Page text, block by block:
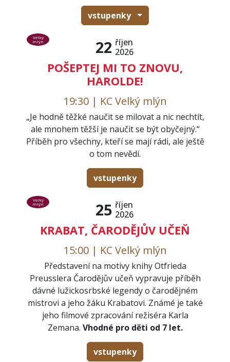
vstupenky
22 říjen
2026
POŠEPTEJ MI TO ZNOVU,
HAROLDE!
Velký
mlýn
19:30 | KC Velký mlýn
„Je hodně těžké naučit se milovat a nic nechtít,
ale mnohem těžší je naučit se být obyčejný.“
Příběh pro všechny, kteří se mají rádi, ale ještě
o tom nevědí.
vstupenky
25 říjen
2026
KRABAT, ČARODĚJŮV UČEŇ
Velký
mlýn
15:00 | KC Velký mlýn
Představení na motivy knihy Otfrieda
Preusslera Čarodějův učeň vypravuje příběh
dávné lužickosrbské legendy o čarodějném
mistrovi a jeho žáku Krabatovi. Známé je také
jeho filmové zpracování režiséra Karla
Zemana. Vhodné pro děti od 7 let.
vstupenky